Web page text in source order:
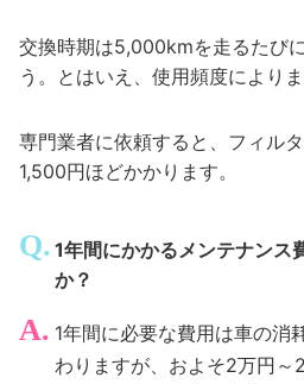
交換時期は5,000kmを走るたび
う。とはいえ、使用頻度によりま
専門業者に依頼すると、フィル
1,500円ほどかかります。
1年間にかかるメンテナンス
か？
1年間に必要な費用は車の消
わりますが、およそ2万円～